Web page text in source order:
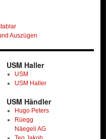
USM Haller
USM
USM Haller
USM Händler
Hugo Peters
Rüegg
Näegeli AG